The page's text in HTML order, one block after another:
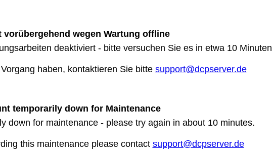
vorübergehend wegen Wartung offline
deaktiviert - bitte versuchen Sie es in etwa 10
haben, kontaktieren Sie bitte support@dcpserver.de
temporarily down for Maintenance
down for maintenance - please try again in about 10 minutes.
this maintenance please contact support@dcpserver.de